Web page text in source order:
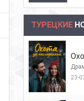
ТУРЕЦКИЕ
23-